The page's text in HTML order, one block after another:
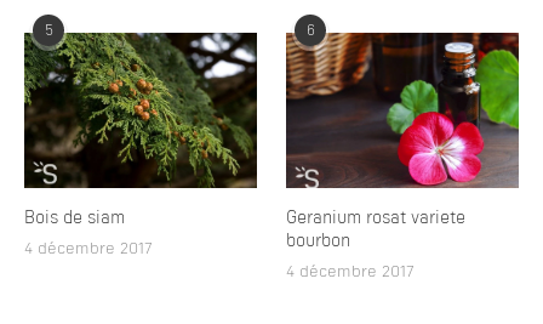
5
Bois de siam
4 décembre 2017
6
Geranium rosat variete
bourbon
4 décembre 2017